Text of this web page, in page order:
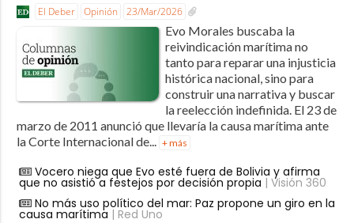
El Deber Opinión 23/Mar/2026
Evo Morales buscaba la
reivindicación marítima no
tanto para reparar una injusticia
histórica nacional, sino para
construir una narrativa y buscar
la reelección indefinida. El 23 de
marzo de 2011 anunció que llevaría la causa marítima ante
la Corte Internacional de... + más
Vocero niega que Evo esté fuera de Bolivia y afirma
que no asistió a festejos por decisión propia | Visión 360
No más uso político del mar: Paz propone un giro en la
causa marítima | Red Uno